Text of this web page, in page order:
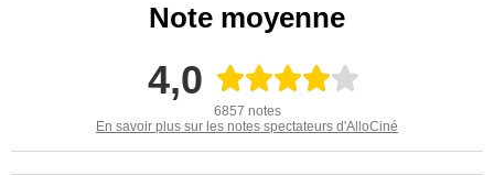
Note moyenne
4,0
6857 notes
En savoir plus sur les notes spectateurs d'AlloCiné